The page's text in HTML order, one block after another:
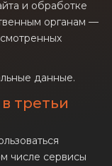
и обработке
органам —
данные.
третьи
числе сервисы